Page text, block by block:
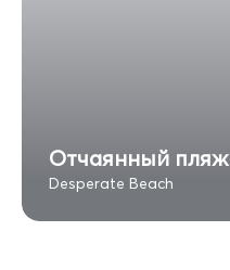
Отчаянный пляж
Desperate Beach